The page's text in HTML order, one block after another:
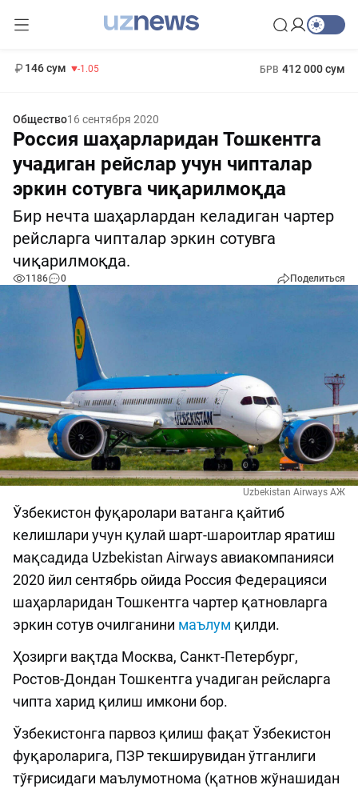
146 сум -1.05 БРВ 412 000 сум
Общество16 сентября 2020
Россия шаҳарларидан Тошкентга
учадиган рейслар учун чипталар
эркин сотувга чиқарилмоқда
Бир нечта шаҳарлардан келадиган чартер
рейсларга чипталар эркин сотувга
чиқарилмоқда.
1186 0 Поделиться
Uzbekistan Airways АЖ
Ўзбекистон фуқаролари ватанга қайтиб
келишлари учун қулай шарт-шароитлар яратиш
мақсадида Uzbekistan Airways авиакомпанияси
2020 йил сентябрь ойида Россия Федерацияси
шаҳарларидан Тошкентга чартер қатновларга
эркин сотув очилганини маълум қилди.
Ҳозирги вақтда Москва, Санкт-Петербург,
Ростов-Дондан Тошкентга учадиган рейсларга
чипта харид қилиш имкони бор.
Ўзбекистонга парвоз қилиш фақат Ўзбекистон
фуқароларига, ПЗР текширувидан ўтганлиги
тўғрисидаги маълумотнома (қатнов жўнашидан